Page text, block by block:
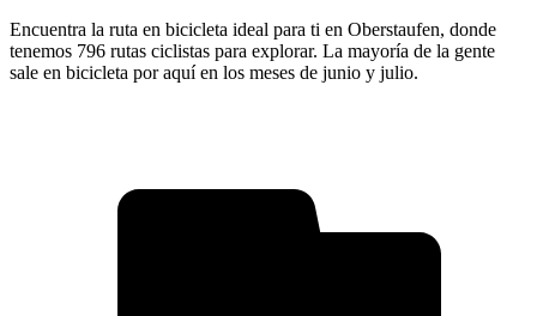
Encuentra la ruta en bicicleta ideal para ti en Oberstaufen, donde
tenemos 796 rutas ciclistas para explorar. La mayoría de la gente
sale en bicicleta por aquí en los meses de junio y julio.